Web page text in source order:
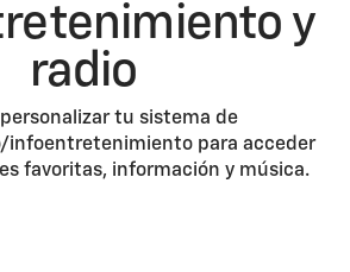
y
radio
personalizar tu sistema de
para acceder
favoritas, información y música.